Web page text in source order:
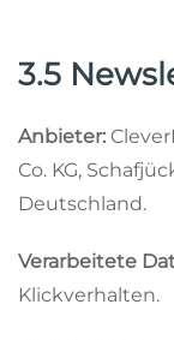
3.5
Anbieter:
Co. KG,
Deutschland.
Verarbeitete
Klickverhalten.